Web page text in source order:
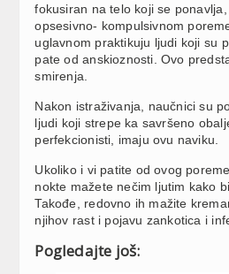
fokusiran na telo koji se
opsesivno- kompulsivnom
uglavnom praktikuju ljudi koji su
pate od anskioznosti. Ovo
smirenja.
Nakon istraživanja, naučnici su
ljudi koji strepe ka savršeno
perfekcionisti, imaju ovu naviku.
Ukoliko i vi patite od ovog
nokte mažete nečim ljutim kako
Takođe, redovno ih mažite
njihov rast i pojavu zankotica i
Pogledajte još: